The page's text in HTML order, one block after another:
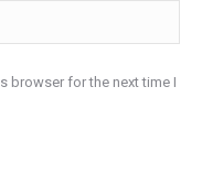
browser for the next time I